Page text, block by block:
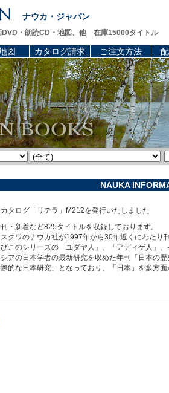
ナウカ・ジャパン
DVD・朗読CD・地図、他 在庫15000タイトル
図 カタログ請求 ご注文方法
NAUKA
カタログ「リテラ」M212を発行いたしました
・新着など825タイトルを収録しております。
クワのナウカ社が1997年から30年近くにわたり
このシリーズの「ユダヤ人」、「アディゲ人」
アの日本学者の最新研究を収めた年刊「日本の
際的な日本研究」となっており、「日本」を多方